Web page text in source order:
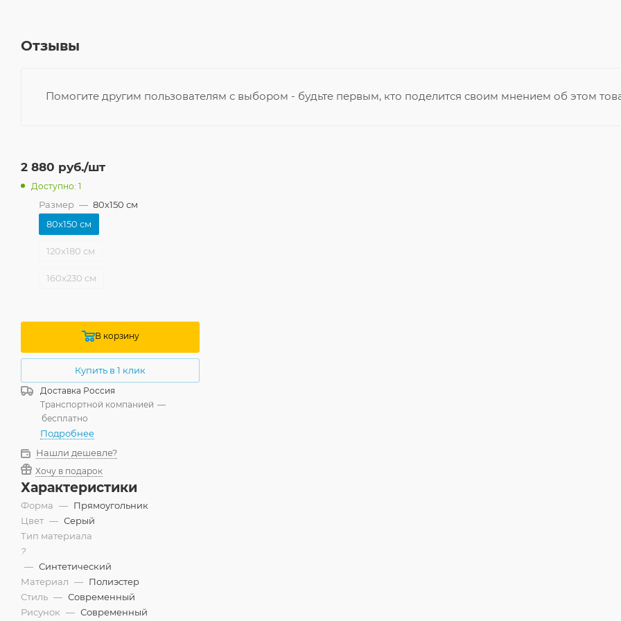
Отзывы
Помогите другим пользователям с выбором - будьте первым, кто поделится своим мнением об этом
2 880 руб./шт
Доступно: 1
Размер — 80x150 см
80x150 см
120x180 см
160x230 см
В корзину
Купить в 1 клик
Доставка Россия
Транспортной компанией —
бесплатно
Подробнее
Нашли дешевле?
Хочу в подарок
Характеристики
Форма — Прямоугольник
Цвет — Серый
Тип материала
?
— Синтетический
Материал — Полиэстер
Стиль — Современный
Рисунок — Современный